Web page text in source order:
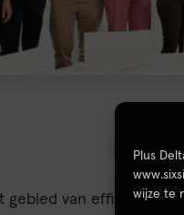
Plus
wijze te
gebied van efficiëntie